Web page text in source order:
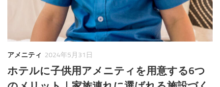
アメニティ 2024年5月31日
ホテルに子供用アメニティを用意する6つ